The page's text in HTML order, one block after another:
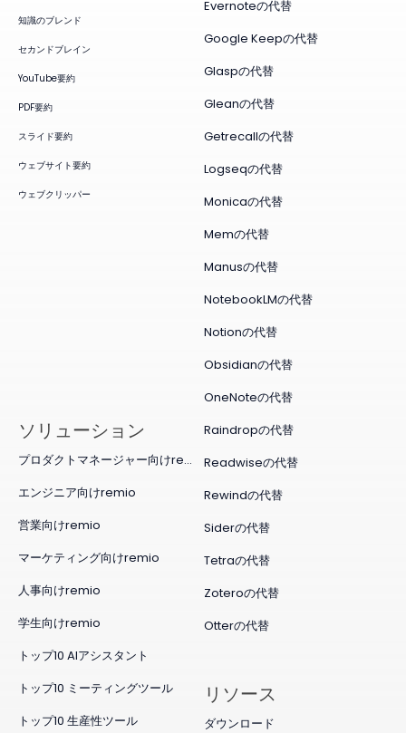
知識のブレンド
セカンドブレイン
YouTube要約
PDF要約
スライド要約
ウェブサイト要約
ウェブクリッパー
Evernoteの代替
Google Keepの代替
Glaspの代替
Gleanの代替
Getrecallの代替
Logseqの代替
Monicaの代替
Memの代替
Manusの代替
NotebookLMの代替
Notionの代替
Obsidianの代替
OneNoteの代替
Raindropの代替
Readwiseの代替
Rewindの代替
Siderの代替
Tetraの代替
Zoteroの代替
Otterの代替
ソリューション
プロダクトマネージャー向けremio
エンジニア向けremio
営業向けremio
マーケティング向けremio
人事向けremio
学生向けremio
トップ10 AIアシスタント
トップ10 ミーティングツール
トップ10 生産性ツール
リソース
ダウンロード